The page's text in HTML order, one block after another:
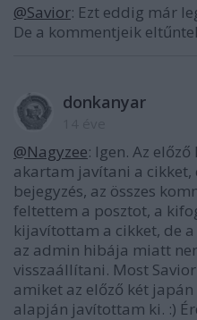
@Savior: Ezt eddig már
De a kommentjeik
donkanyar
@Nagyzee: Igen. Az
akartam javítani a cikket,
bejegyzés, az összes
feltettem a posztot, a
kijavítottam a cikket, de
az admin hibája miatt
visszaállítani. Most
amiket az előző két
alapján javítottam ki. :)